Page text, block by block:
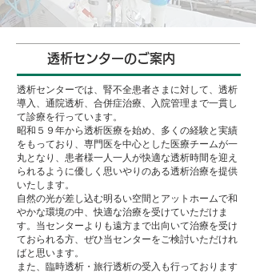
透析センターのご案内
透析センターでは、腎不全患者さまに対して、透析
導入、通院透析、合併症治療、入院管理まで一貫し
て診療を行っています。
昭和５９年から透析医療を始め、多くの経験と実績
をもっており、専門医を中心とした医療チームが一
丸となり、患者様一人一人が快適な透析時間を迎え
られるように優しく思いやりのある透析治療を提供
いたします。
自然の光が差し込む明るい空間とアットホームで和
やかな環境の中、快適な治療を受けていただけま
す。当センターよりも遠方まで出向いて治療を受け
ておられる方、ぜひ当センターをご検討いただけれ
ばと思います。
また、臨時透析・旅行透析の受入も行っております